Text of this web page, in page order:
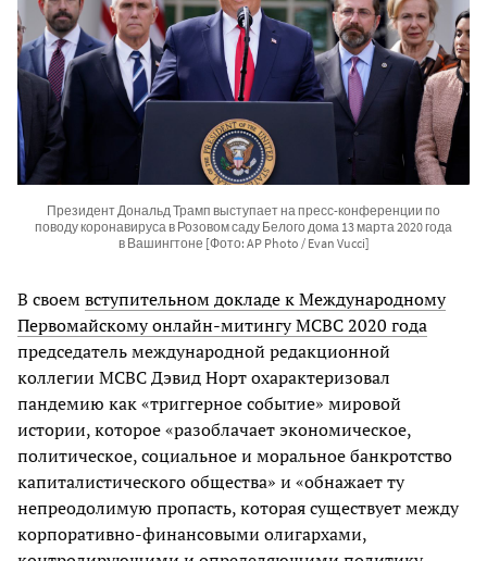
Президент Дональд Трамп выступает на пресс-конференции по
поводу коронавируса в Розовом саду Белого дома 13 марта 2020 года
в Вашингтоне [Фото: AP Photo / Evan Vucci]
В своемвступительном докладе к Международному
Первомайскому онлайн-митингу МСВС 2020 года
председатель международной редакционной
коллегии МСВС Дэвид Норт охарактеризовал
пандемию как «триггерное событие» мировой
истории, которое «разоблачает экономическое,
политическое, социальное и моральное банкротство
капиталистического общества» и «обнажает ту
непреодолимую пропасть, которая существует между
корпоративно-финансовыми олигархами,